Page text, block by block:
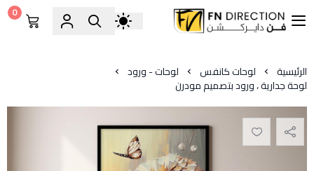
فن دايركشن
0
الرئيسية لوحات كانفس لوحات - ورود
لوحة جدارية ، ورود بتصميم مودرن